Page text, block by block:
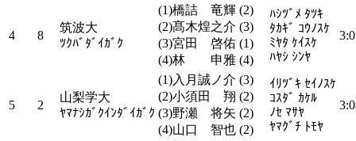
4 8
筑波大
ﾂｸﾊﾞﾀﾞｲｶﾞｸ
(1)橋詰 竜輝 (2)
(2)髙木煌之介 (3)
(3)宮田 啓佑 (1)
(4)林 申雅 (4)
ﾊｼﾂﾞﾒ ﾀﾂｷ
ﾀｶｷﾞ ｺｳﾉｽｹ
ﾐﾔﾀ ｹｲｽｹ
ﾊﾔｼ ｼﾝﾔ
5 2
山梨学大
ﾔﾏﾅｼｶﾞｸｲﾝﾀﾞｲｶﾞｸ
(1)入月誠ノ介 (3)
(2)小須田 翔 (2)
(3)野瀬 将矢 (2)
(4)山口 智也 (2)
ｲﾘﾂﾞｷ ｾｲﾉｽｹ
ｺｽﾀﾞ ｶｹﾙ
ﾉｾ ﾏｻﾔ
ﾔﾏｸﾞﾁ ﾄﾓﾔ